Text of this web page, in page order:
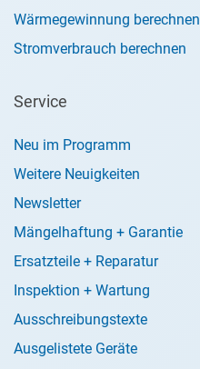
Wärmegewinnung berechnen
Stromverbrauch berechnen
Service
Neu im Programm
Weitere Neuigkeiten
Newsletter
Mängelhaftung + Garantie
Ersatzteile + Reparatur
Inspektion + Wartung
Ausschreibungstexte
Ausgelistete Geräte